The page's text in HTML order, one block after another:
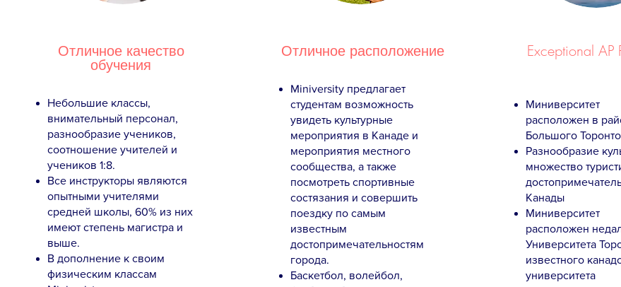
Отличное качество
обучения
Небольшие классы,
внимательный персонал,
разнообразие учеников,
соотношение учителей и
учеников 1:8.
Все инструкторы являются
опытными учителями
средней школы, 60% из них
имеют степень магистра и
выше.
В дополнение к своим
физическим классам
Отличное расположение
Miniversity предлагает
студентам возможность
увидеть культурные
мероприятия в Канаде и
мероприятия местного
сообщества, а также
посмотреть спортивные
состязания и совершить
поездку по самым
известным
достопримечательностям
города.
Баскетбол, волейбол,
Exceptional AP
Миниверситет
расположен в
Большого
Разнообразие
множество
Канады
Миниверситет
расположен
Университета
известного
университета